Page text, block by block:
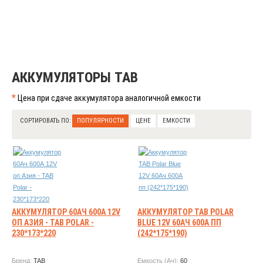
АККУМУЛЯТОРЫ TAB
* Цена при сдаче аккумулятора аналогичной емкости
СОРТИРОВАТЬ ПО: ПОПУЛЯРНОСТИ ЦЕНЕ ЕМКОСТИ
АККУМУЛЯТОР 60АЧ 600А 12V
ОП АЗИЯ - TAB POLAR -
230*173*220
Бренд: TAB
АККУМУЛЯТОР TAB POLAR
BLUE 12V 60АЧ 600А ПП
(242*175*190)
Емкость (Ач): 60